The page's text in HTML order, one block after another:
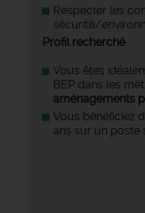
Respecter les
sécurité/
Profil recherché
Vous êtes
BEP dans les
aménagements
Vous bénéficiez
ans sur un poste